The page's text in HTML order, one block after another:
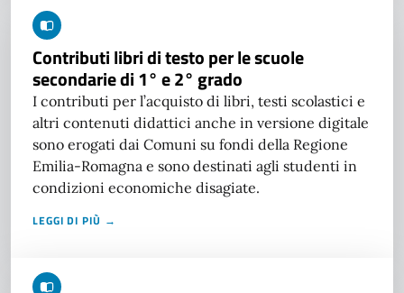
Contributi libri di testo per le scuole
secondarie di 1° e 2° grado
I contributi per l’acquisto di libri, testi scolastici e
altri contenuti didattici anche in versione digitale
sono erogati dai Comuni su fondi della Regione
Emilia-Romagna e sono destinati agli studenti in
condizioni economiche disagiate.
LEGGI DI PIÙ →